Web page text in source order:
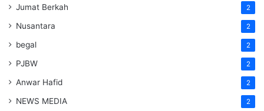
Jumat Berkah 2
Nusantara 2
begal 2
PJBW 2
Anwar Hafid 2
NEWS MEDIA 2